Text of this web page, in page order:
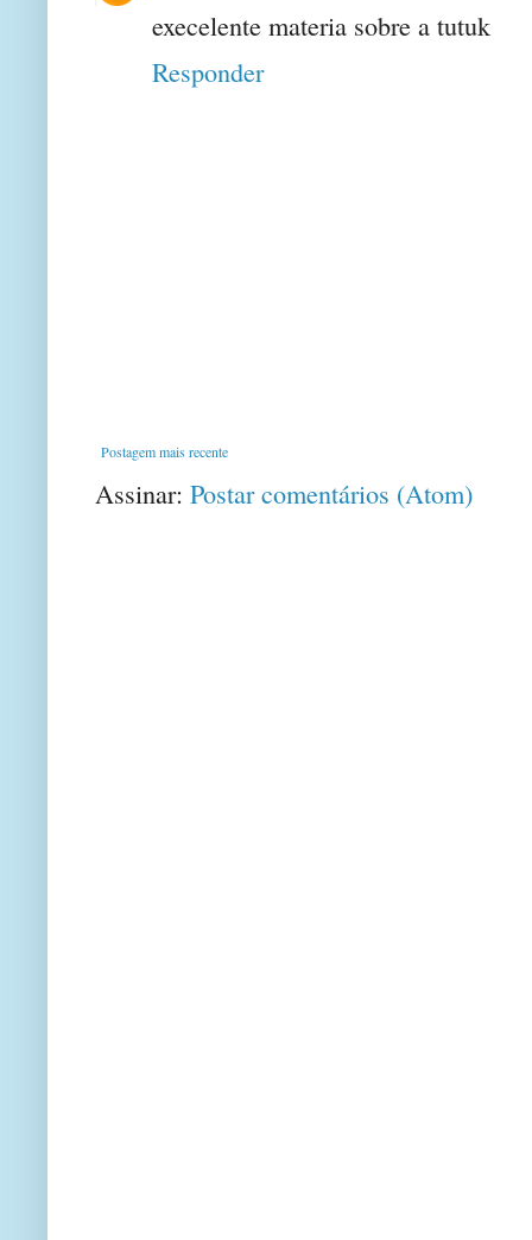
execelente materia sobre a tutuk
Responder
Postagem mais recente
Assinar: Postar comentários (Atom)